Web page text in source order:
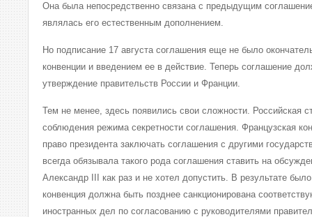
Она была непосредственно связана с предыдущим
являлась его естественным дополнением.
Но подписание 17 августа соглашения еще не было
конвенции и введением ее в действие. Теперь соглашение
утверждение правительств России и Франции.
Тем не менее, здесь появились свои сложности. Российская
соблюдения режима секретности соглашения. Французская
право президента заключать соглашения с другими
всегда обязывала такого рода соглашения ставить на
Александр III как раз и не хотел допустить. В результате
конвенция должна быть позднее санкционирована
иностранных дел по согласованию с руководителями